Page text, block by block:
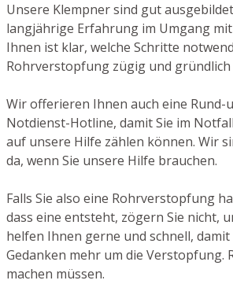
Unsere Klempner sind gut
langjährige Erfahrung im Umgang
Ihnen ist klar, welche Schritte
Rohrverstopfung zügig und
Wir offerieren Ihnen auch eine Rund-
Notdienst-Hotline, damit Sie im
auf unsere Hilfe zählen können. Wir
da, wenn Sie unsere Hilfe brauchen.
Falls Sie also eine Rohrverstopfung
dass eine entsteht, zögern Sie nicht,
helfen Ihnen gerne und schnell, damit
Gedanken mehr um die Verstopfung.
machen müssen.